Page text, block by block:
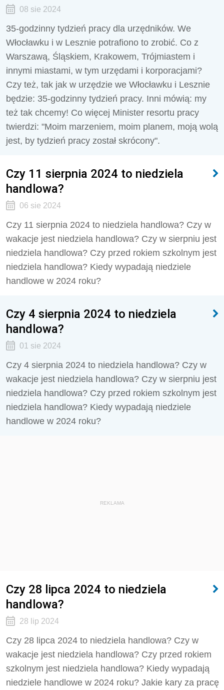
08 sie 2024
35-godzinny tydzień pracy dla urzędników. We
Włocławku i w Lesznie potrafiono to zrobić. Co z
Warszawą, Śląskiem, Krakowem, Trójmiastem i
innymi miastami, w tym urzędami i korporacjami?
Czy też, tak jak w urzędzie we Włocławku i Lesznie
będzie: 35-godzinny tydzień pracy. Inni mówią: my
też tak chcemy! Co więcej Minister resortu pracy
twierdzi: "Moim marzeniem, moim planem, moją wolą
jest, by tydzień pracy został skrócony".
Czy 11 sierpnia 2024 to niedziela
handlowa?
06 sie 2024
Czy 11 sierpnia 2024 to niedziela handlowa? Czy w
wakacje jest niedziela handlowa? Czy w sierpniu jest
niedziela handlowa? Czy przed rokiem szkolnym jest
niedziela handlowa? Kiedy wypadają niedziele
handlowe w 2024 roku?
Czy 4 sierpnia 2024 to niedziela
handlowa?
01 sie 2024
Czy 4 sierpnia 2024 to niedziela handlowa? Czy w
wakacje jest niedziela handlowa? Czy w sierpniu jest
niedziela handlowa? Czy przed rokiem szkolnym jest
niedziela handlowa? Kiedy wypadają niedziele
handlowe w 2024 roku?
REKLAMA
Czy 28 lipca 2024 to niedziela
handlowa?
28 lip 2024
Czy 28 lipca 2024 to niedziela handlowa? Czy w
wakacje jest niedziela handlowa? Czy przed rokiem
szkolnym jest niedziela handlowa? Kiedy wypadają
niedziele handlowe w 2024 roku? Jakie kary za pracę